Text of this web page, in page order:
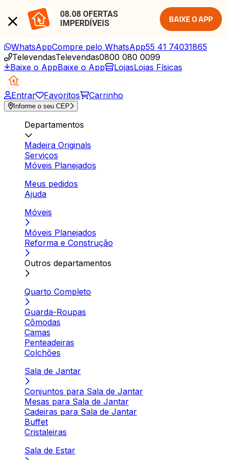
08.08 OFERTAS
IMPERDÍVEIS
BAIXE O APP
WhatsAppCompre pelo WhatsApp55 41 74031865
TelevendasTelevendas0800 080 0099
Baixe o AppBaixe o App LojasLojas Físicas
Entrar Favoritos Carrinho
Informe o seu CEP
Departamentos
Madeira Originals
Serviços
Móveis Planejados
Meus pedidos
Ajuda
Móveis
Móveis Planejados
Reforma e Construção
Outros departamentos
Quarto Completo
Guarda-Roupas
Cômodas
Camas
Penteadeiras
Colchões
Sala de Jantar
Conjuntos para Sala de Jantar
Mesas para Sala de Jantar
Cadeiras para Sala de Jantar
Buffet
Cristaleiras
Sala de Estar